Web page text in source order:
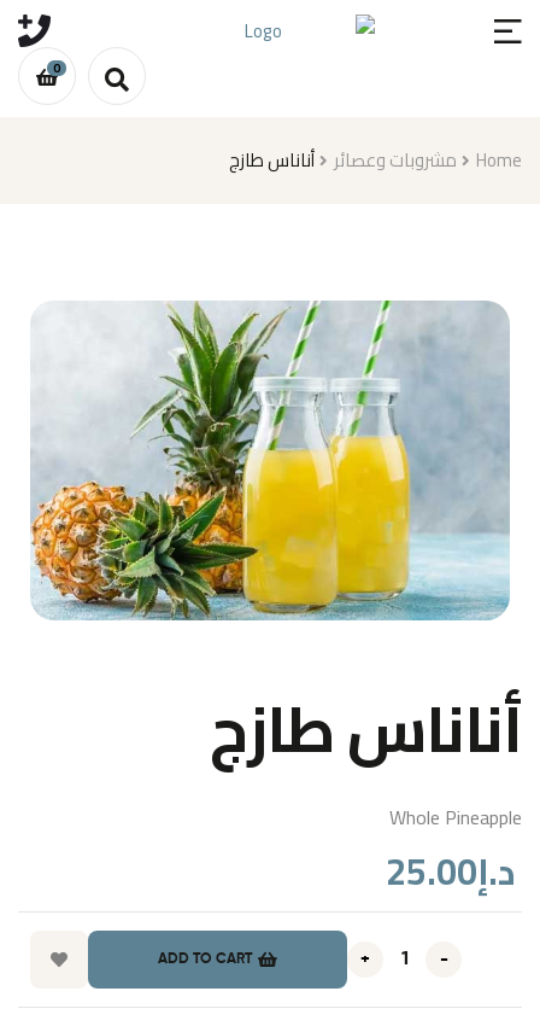
0
Home مشروبات وعصائر أناناس طازج
أناناس طازج
Whole Pineapple
د.إ25.00
-
+
ADD TO CART